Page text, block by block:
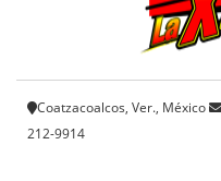
Coatzacoalcos, Ver., México
212-9914